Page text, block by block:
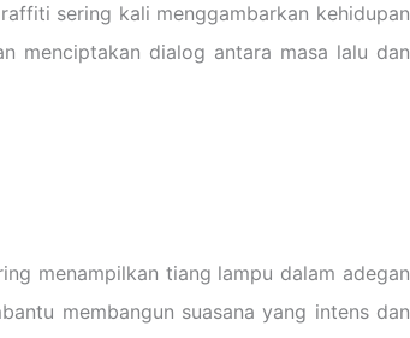
sering kali menggambarkan kehidupan
menciptakan dialog antara masa lalu dan
menampilkan tiang lampu dalam adegan
membangun suasana yang intens dan